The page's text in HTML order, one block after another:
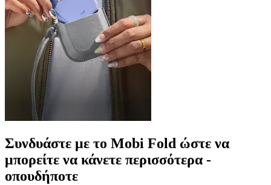
Συνδυάστε με το Mobi Fold ώστε να
μπορείτε να κάνετε περισσότερα -
οπουδήποτε